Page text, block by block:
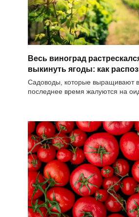
Весь виноград
выкинуть ягоды: как
Садоводы, которые выращивают
последнее время жалуются на